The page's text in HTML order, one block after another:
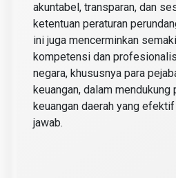
akuntabel, transparan, dan
ketentuan peraturan
ini juga mencerminkan
kompetensi dan
negara, khususnya para
keuangan, dalam mendukung
keuangan daerah yang
jawab.